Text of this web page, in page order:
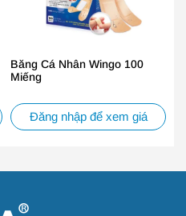
Băng Cá Nhân Wingo 100
Miếng
Đăng nhập để xem giá